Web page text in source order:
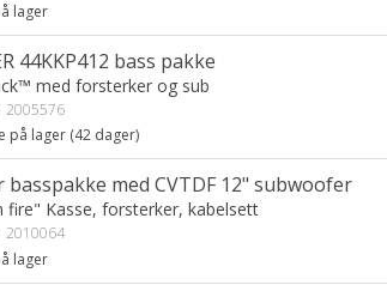
lager
44KKP412 bass pakke
med forsterker og sub
2005576
på lager (42 dager)
basspakke med CVTDF 12" subwoofer
fire" Kasse, forsterker, kabelsett
2010064
lager